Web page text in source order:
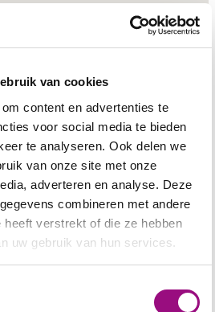
van cookies
content en advertenties te
voor social media te bieden
te analyseren. Ook delen we
van onze site met onze
adverteren en analyse. Deze
combineren met andere
heeft verstrekt of die ze hebben
uw gebruik van hun services.